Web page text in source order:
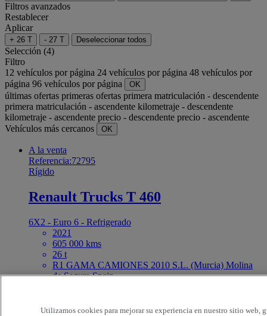
Filtros avanzados
Restablecer
Aplicar
+ 26 T - 27 T Deseleccionar todos
Selección (4)
Filtro
12 vehículos por página 24 vehículos por página 48 vehículos por
página 96 vehículos por página OK
últimas ofertas primeras ofertas primera matriculación - descendente
primera matriculación - ascendente kilometraje - descendente
kilometraje - ascendente precio - descendente precio - ascendente
Vehículos más cercanos
OK
A la venta
Referencia:72795
Rígido
Renault Trucks T 460
6X2 - Euro 6 - Refrigerado
2021
605 000 kms
26 t
R1 GAMA CAMIONES 2010 S.L. (Murcia) Molina
de Segura Spain
Referencia:72791
Utilizamos cookies para mejorar su experiencia en nuestro sitio web,